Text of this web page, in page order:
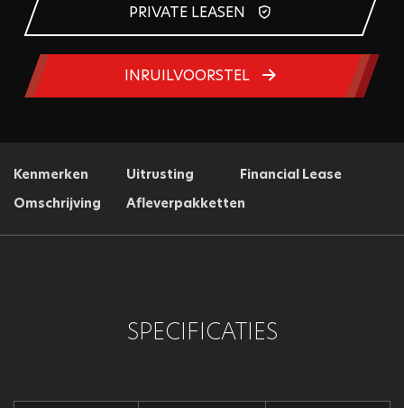
PRIVATE LEASEN
INRUILVOORSTEL
Kenmerken Uitrusting
Financial Lease
Omschrijving
Afleverpakketten
SPECIFICATIES